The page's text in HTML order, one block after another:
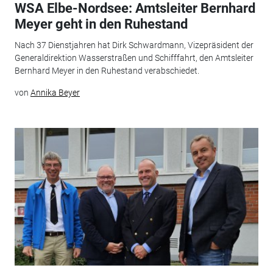
WSA Elbe-Nordsee: Amtsleiter Bernhard
Meyer geht in den Ruhestand
Nach 37 Dienstjahren hat Dirk Schwardmann, Vizepräsident der
Generaldirektion Wasserstraßen und Schifffahrt, den Amtsleiter
Bernhard Meyer in den Ruhestand verabschiedet.
von Annika Beyer